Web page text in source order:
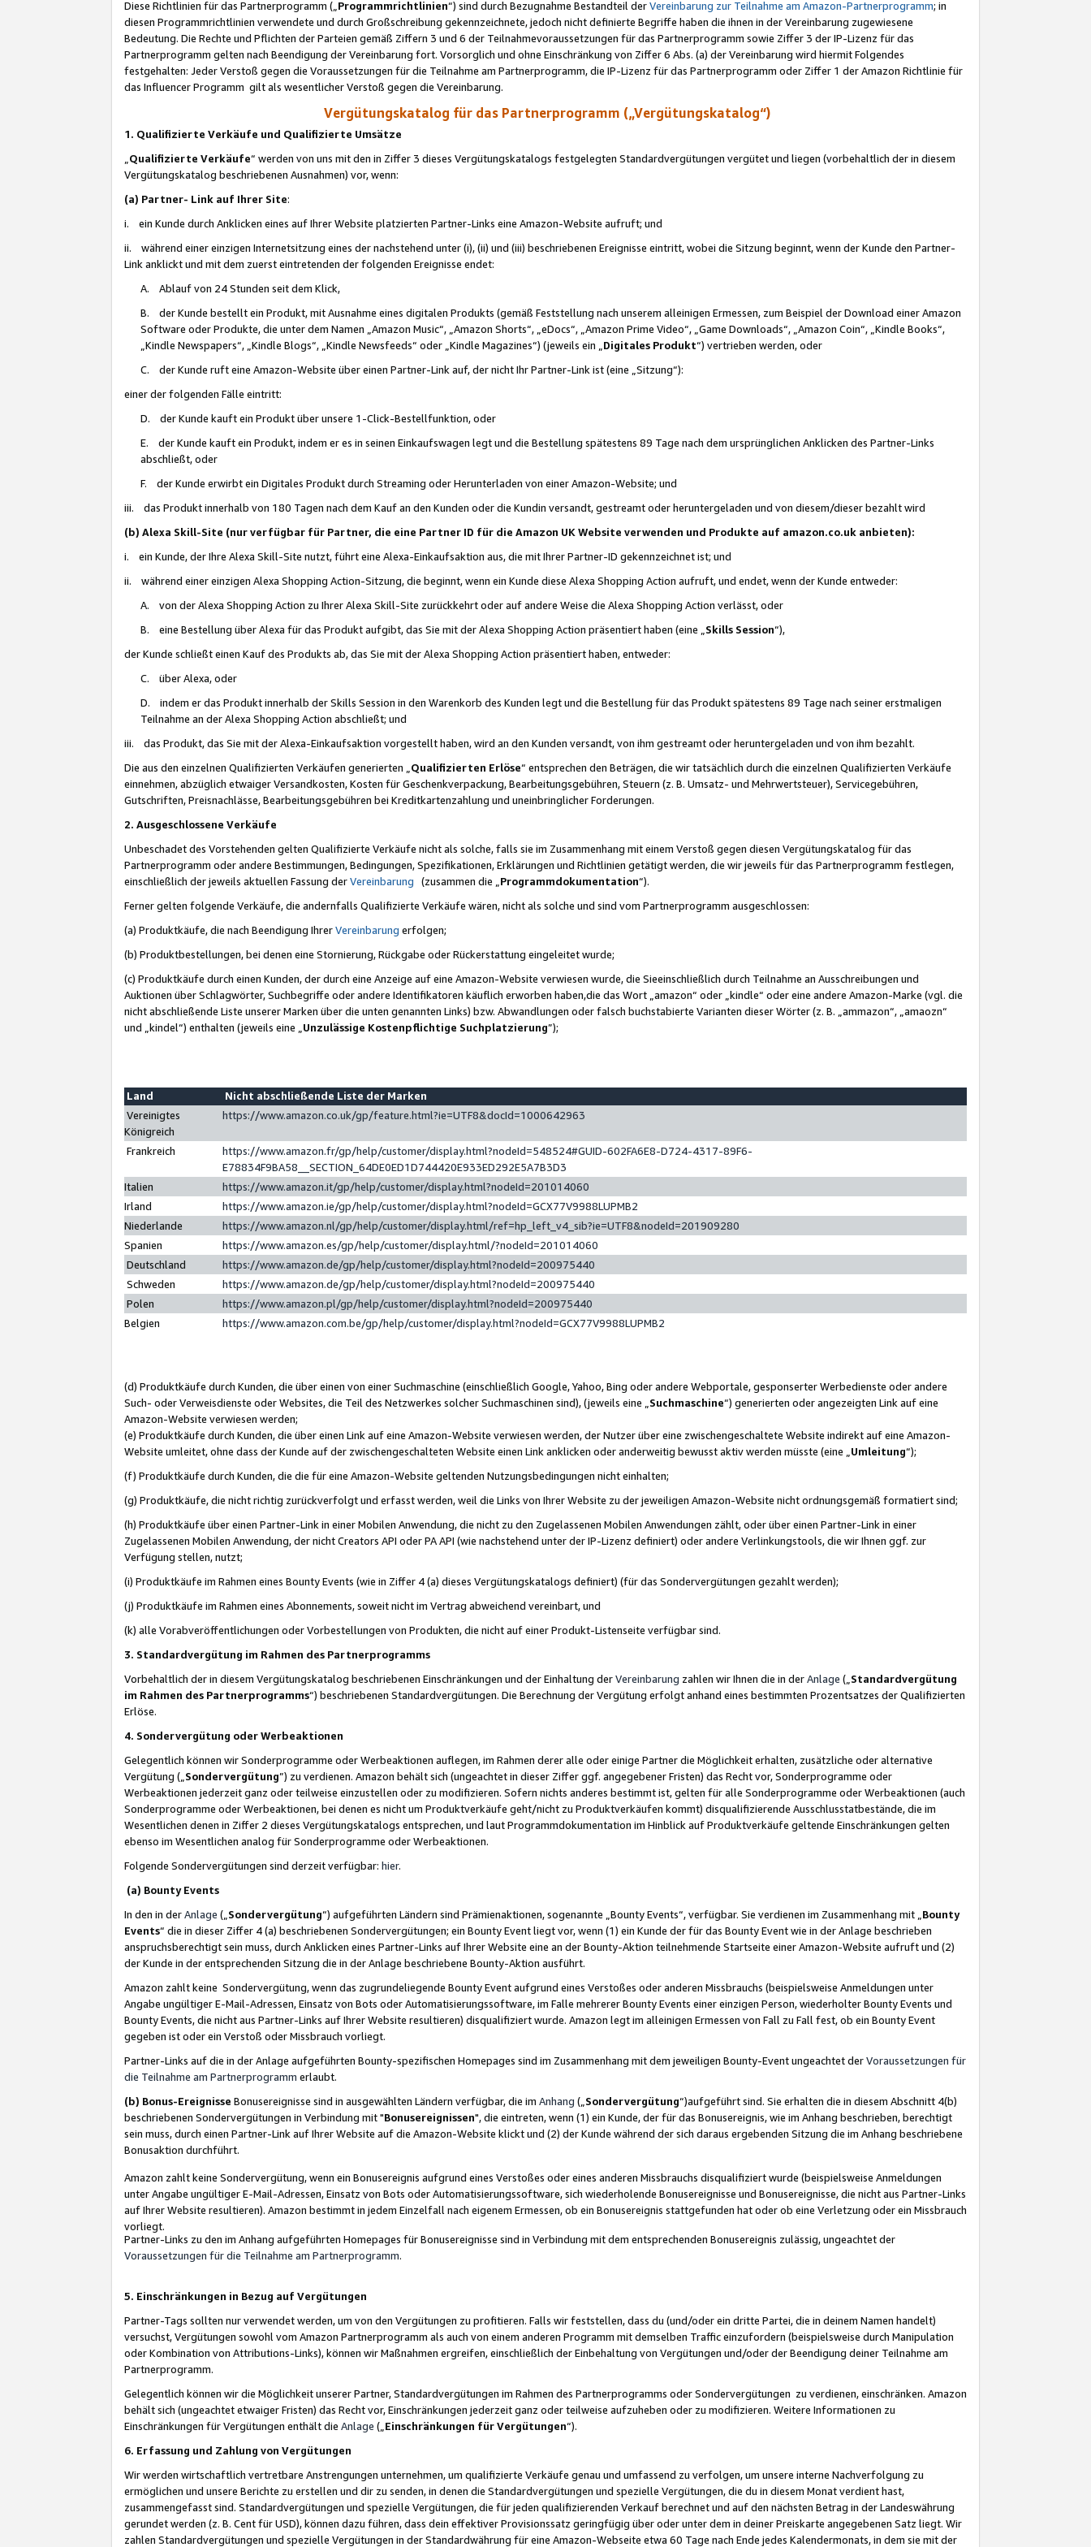
Diese Richtlinien für das Partnerprogramm („Programmrichtlinien“) sind durch Bezugnahme Bestandteil derVereinbarung zur Teilnahme am Amazon-Partnerprogramm; in
diesen Programmrichtlinien verwendete und durch Großschreibung gekennzeichnete, jedoch nicht definierte Begriffe haben die ihnen in der Vereinbarung zugewiesene
Bedeutung. Die Rechte und Pflichten der Parteien gemäß Ziffern 3 und 6 der Teilnahmevoraussetzungen für das Partnerprogramm sowie Ziffer 3 der IP-Lizenz für das
Partnerprogramm gelten nach Beendigung der Vereinbarung fort. Vorsorglich und ohne Einschränkung von Ziffer 6 Abs. (a) der Vereinbarung wird hiermit Folgendes
festgehalten: Jeder Verstoß gegen die Voraussetzungen für die Teilnahme am Partnerprogramm, die IP-Lizenz für das Partnerprogramm oder Ziffer 1 der Amazon Richtlinie für
das Influencer Programm gilt als wesentlicher Verstoß gegen die Vereinbarung.
Vergütungskatalog für das Partnerprogramm („Vergütungskatalog“)
1. Qualifizierte Verkäufe und Qualifizierte Umsätze
Qualifizierte Verkäufe“ werden von uns mit den in Ziffer 3 dieses Vergütungskatalogs festgelegten Standardvergütungen vergütet und liegen (vorbehaltlich der in diesem
Vergütungskatalog beschriebenen Ausnahmen) vor, wenn:
(a) Partner- Link auf Ihrer Site:
i. ein Kunde durch Anklicken eines auf Ihrer Website platzierten Partner-Links eine Amazon-Website aufruft; und
ii. während einer einzigen Internetsitzung eines der nachstehend unter (i), (ii) und (iii) beschriebenen Ereignisse eintritt, wobei die Sitzung beginnt, wenn der Kunde den Partner-
Link anklickt und mit dem zuerst eintretenden der folgenden Ereignisse endet:
A. Ablauf von 24 Stunden seit dem Klick,
B. der Kunde bestellt ein Produkt, mit Ausnahme eines digitalen Produkts (gemäß Feststellung nach unserem alleinigen Ermessen, zum Beispiel der Download einer Amazon
Software oder Produkte, die unter dem Namen „Amazon Music“, „Amazon Shorts“, „eDocs“, „Amazon Prime Video“, „Game Downloads“, „Amazon Coin“, „Kindle Books“,
„Kindle Newspapers“, „Kindle Blogs“, „Kindle Newsfeeds“ oder „Kindle Magazines“) (jeweils ein „ Digitales Produkt“) vertrieben werden, oder
C. der Kunde ruft eine Amazon-Website über einen Partner-Link auf, der nicht Ihr Partner-Link ist (eine „Sitzung“):
einer der folgenden Fälle eintritt:
D. der Kunde kauft ein Produkt über unsere 1-Click-Bestellfunktion, oder
E. der Kunde kauft ein Produkt, indem er es in seinen Einkaufswagen legt und die Bestellung spätestens 89 Tage nach dem ursprünglichen Anklicken des Partner-Links
abschließt, oder
F. der Kunde erwirbt ein Digitales Produkt durch Streaming oder Herunterladen von einer Amazon-Website; und
iii. das Produkt innerhalb von 180 Tagen nach dem Kauf an den Kunden oder die Kundin versandt, gestreamt oder heruntergeladen und von diesem/dieser bezahlt wird
(b) Alexa Skill-Site (nur verfügbar für Partner, die eine Partner ID für die Amazon UK Website verwenden und Produkte auf amazon.co.uk anbieten):
i. ein Kunde, der Ihre Alexa Skill-Site nutzt, führt eine Alexa-Einkaufsaktion aus, die mit Ihrer Partner-ID gekennzeichnet ist; und
ii. während einer einzigen Alexa Shopping Action-Sitzung, die beginnt, wenn ein Kunde diese Alexa Shopping Action aufruft, und endet, wenn der Kunde entweder:
A. von der Alexa Shopping Action zu Ihrer Alexa Skill-Site zurückkehrt oder auf andere Weise die Alexa Shopping Action verlässt, oder
B. eine Bestellung über Alexa für das Produkt aufgibt, das Sie mit der Alexa Shopping Action präsentiert haben (eine „ Skills Session“),
der Kunde schließt einen Kauf des Produkts ab, das Sie mit der Alexa Shopping Action präsentiert haben, entweder:
C. über Alexa, oder
D. indem er das Produkt innerhalb der Skills Session in den Warenkorb des Kunden legt und die Bestellung für das Produkt spätestens 89 Tage nach seiner erstmaligen
Teilnahme an der Alexa Shopping Action abschließt; und
iii. das Produkt, das Sie mit der Alexa-Einkaufsaktion vorgestellt haben, wird an den Kunden versandt, von ihm gestreamt oder heruntergeladen und von ihm bezahlt.
Die aus den einzelnen Qualifizierten Verkäufen generierten „ Qualifizierten Erlöse“ entsprechen den Beträgen, die wir tatsächlich durch die einzelnen Qualifizierten Verkäufe
einnehmen, abzüglich etwaiger Versandkosten, Kosten für Geschenkverpackung, Bearbeitungsgebühren, Steuern (z. B. Umsatz- und Mehrwertsteuer), Servicegebühren,
Gutschriften, Preisnachlässe, Bearbeitungsgebühren bei Kreditkartenzahlung und uneinbringlicher Forderungen.
2. Ausgeschlossene Verkäufe
Unbeschadet des Vorstehenden gelten Qualifizierte Verkäufe nicht als solche, falls sie im Zusammenhang mit einem Verstoß gegen diesen Vergütungskatalog für das
Partnerprogramm oder andere Bestimmungen, Bedingungen, Spezifikationen, Erklärungen und Richtlinien getätigt werden, die wir jeweils für das Partnerprogramm festlegen,
einschließlich der jeweils aktuellen Fassung derVereinbarung (zusammen die „ Programmdokumentation“).
Ferner gelten folgende Verkäufe, die andernfalls Qualifizierte Verkäufe wären, nicht als solche und sind vom Partnerprogramm ausgeschlossen:
(a) Produktkäufe, die nach Beendigung IhrerVereinbarung erfolgen;
(b) Produktbestellungen, bei denen eine Stornierung, Rückgabe oder Rückerstattung eingeleitet wurde;
(c) Produktkäufe durch einen Kunden, der durch eine Anzeige auf eine Amazon-Website verwiesen wurde, die Sieeinschließlich durch Teilnahme an Ausschreibungen und
Auktionen über Schlagwörter, Suchbegriffe oder andere Identifikatoren käuflich erworben haben,die das Wort „amazon“ oder „kindle“ oder eine andere Amazon-Marke (vgl. die
nicht abschließende Liste unserer Marken über die unten genannten Links) bzw. Abwandlungen oder falsch buchstabierte Varianten dieser Wörter (z. B. „ammazon“, „amaozn“
und „kindel“) enthalten (jeweils eine „ Unzulässige Kostenpflichtige Suchplatzierung”);
Land
Nicht abschließende Liste der Marken
Vereinigtes
Königreich
https://www.amazon.co.uk/gp/feature.html?ie=UTF8&docId=1000642963
Frankreich
https://www.amazon.fr/gp/help/customer/display.html?nodeId=548524#GUID-602FA6E8-D724-4317-89F6-
E78834F9BA58__SECTION_64DE0ED1D744420E933ED292E5A7B3D3
Italien
https://www.amazon.it/gp/help/customer/display.html?nodeId=201014060
Irland
https://www.amazon.ie/gp/help/customer/display.html?nodeId=GCX77V9988LUPMB2
Niederlande
https://www.amazon.nl/gp/help/customer/display.html/ref=hp_left_v4_sib?ie=UTF8&nodeId=201909280
Spanien
https://www.amazon.es/gp/help/customer/display.html/?nodeId=201014060
Deutschland
https://www.amazon.de/gp/help/customer/display.html?nodeId=200975440
Schweden
https://www.amazon.de/gp/help/customer/display.html?nodeId=200975440
Polen
https://www.amazon.pl/gp/help/customer/display.html?nodeId=200975440
Belgien
https://www.amazon.com.be/gp/help/customer/display.html?nodeId=GCX77V9988LUPMB2
(d) Produktkäufe durch Kunden, die über einen von einer Suchmaschine (einschließlich Google, Yahoo, Bing oder andere Webportale, gesponserter Werbedienste oder andere
Such- oder Verweisdienste oder Websites, die Teil des Netzwerkes solcher Suchmaschinen sind), (jeweils eine „ Suchmaschine“) generierten oder angezeigten Link auf eine
Amazon-Website verwiesen werden;
(e) Produktkäufe durch Kunden, die über einen Link auf eine Amazon-Website verwiesen werden, der Nutzer über eine zwischengeschaltete Website indirekt auf eine Amazon-
Website umleitet, ohne dass der Kunde auf der zwischengeschalteten Website einen Link anklicken oder anderweitig bewusst aktiv werden müsste (eine „ Umleitung“);
(f) Produktkäufe durch Kunden, die die für eine Amazon-Website geltenden Nutzungsbedingungen nicht einhalten;
(g) Produktkäufe, die nicht richtig zurückverfolgt und erfasst werden, weil die Links von Ihrer Website zu der jeweiligen Amazon-Website nicht ordnungsgemäß formatiert sind;
(h) Produktkäufe über einen Partner-Link in einer Mobilen Anwendung, die nicht zu den Zugelassenen Mobilen Anwendungen zählt, oder über einen Partner-Link in einer
Zugelassenen Mobilen Anwendung, der nicht Creators API oder PA API (wie nachstehend unter der IP-Lizenz definiert) oder andere Verlinkungstools, die wir Ihnen ggf. zur
Verfügung stellen, nutzt;
(i) Produktkäufe im Rahmen eines Bounty Events (wie in Ziffer 4 (a) dieses Vergütungskatalogs definiert) (für das Sondervergütungen gezahlt werden);
(j) Produktkäufe im Rahmen eines Abonnements, soweit nicht im Vertrag abweichend vereinbart, und
(k) alle Vorabveröffentlichungen oder Vorbestellungen von Produkten, die nicht auf einer Produkt-Listenseite verfügbar sind.
3. Standardvergütung im Rahmen des Partnerprogramms
Vorbehaltlich der in diesem Vergütungskatalog beschriebenen Einschränkungen und der Einhaltung derVereinbarung zahlen wir Ihnen die in derAnlage („ Standardvergütung
im Rahmen des Partnerprogramms“) beschriebenen Standardvergütungen. Die Berechnung der Vergütung erfolgt anhand eines bestimmten Prozentsatzes der Qualifizierten
Erlöse.
4. Sondervergütung oder Werbeaktionen
Gelegentlich können wir Sonderprogramme oder Werbeaktionen auflegen, im Rahmen derer alle oder einige Partner die Möglichkeit erhalten, zusätzliche oder alternative
Vergütung („ Sondervergütung”) zu verdienen. Amazon behält sich (ungeachtet in dieser Ziffer ggf. angegebener Fristen) das Recht vor, Sonderprogramme oder
Werbeaktionen jederzeit ganz oder teilweise einzustellen oder zu modifizieren. Sofern nichts anderes bestimmt ist, gelten für alle Sonderprogramme oder Werbeaktionen (auch
Sonderprogramme oder Werbeaktionen, bei denen es nicht um Produktverkäufe geht/nicht zu Produktverkäufen kommt) disqualifizierende Ausschlusstatbestände, die im
Wesentlichen denen in Ziffer 2 dieses Vergütungskatalogs entsprechen, und laut Programmdokumentation im Hinblick auf Produktverkäufe geltende Einschränkungen gelten
ebenso im Wesentlichen analog für Sonderprogramme oder Werbeaktionen.
Folgende Sondervergütungen sind derzeit verfügbar: hier.
(a) Bounty Events
In den in derAnlage („ Sondervergütung“) aufgeführten Ländern sind Prämienaktionen, sogenannte „Bounty Events“, verfügbar. Sie verdienen im Zusammenhang mit „ Bounty
Events“ die in dieser Ziffer 4 (a) beschriebenen Sondervergütungen; ein Bounty Event liegt vor, wenn (1) ein Kunde der für das Bounty Event wie in der Anlage beschrieben
anspruchsberechtigt sein muss, durch Anklicken eines Partner-Links auf Ihrer Website eine an der Bounty-Aktion teilnehmende Startseite einer Amazon-Website aufruft und (2)
der Kunde in der entsprechenden Sitzung die in der Anlage beschriebene Bounty-Aktion ausführt.
Amazon zahlt keine Sondervergütung, wenn das zugrundeliegende Bounty Event aufgrund eines Verstoßes oder anderen Missbrauchs (beispielsweise Anmeldungen unter
Angabe ungültiger E-Mail-Adressen, Einsatz von Bots oder Automatisierungssoftware, im Falle mehrerer Bounty Events einer einzigen Person, wiederholter Bounty Events und
Bounty Events, die nicht aus Partner-Links auf Ihrer Website resultieren) disqualifiziert wurde. Amazon legt im alleinigen Ermessen von Fall zu Fall fest, ob ein Bounty Event
gegeben ist oder ein Verstoß oder Missbrauch vorliegt.
Partner-Links auf die in der Anlage aufgeführten Bounty-spezifischen Homepages sind im Zusammenhang mit dem jeweiligen Bounty-Event ungeachtet derVoraussetzungen für
die Teilnahme am Partnerprogramm erlaubt.
(b) Bonus-Ereignisse Bonusereignisse sind in ausgewählten Ländern verfügbar, die im Anhang („ Sondervergütung“)aufgeführt sind. Sie erhalten die in diesem Abschnitt 4(b)
beschriebenen Sondervergütungen in Verbindung mit "Bonusereignissen", die eintreten, wenn (1) ein Kunde, der für das Bonusereignis, wie im Anhang beschrieben, berechtigt
sein muss, durch einen Partner-Link auf Ihrer Website auf die Amazon-Website klickt und (2) der Kunde während der sich daraus ergebenden Sitzung die im Anhang beschriebene
Bonusaktion durchführt.
Amazon zahlt keine Sondervergütung, wenn ein Bonusereignis aufgrund eines Verstoßes oder eines anderen Missbrauchs disqualifiziert wurde (beispielsweise Anmeldungen
unter Angabe ungültiger E-Mail-Adressen, Einsatz von Bots oder Automatisierungssoftware, sich wiederholende Bonusereignisse und Bonusereignisse, die nicht aus Partner-Links
auf Ihrer Website resultieren). Amazon bestimmt in jedem Einzelfall nach eigenem Ermessen, ob ein Bonusereignis stattgefunden hat oder ob eine Verletzung oder ein Missbrauch
vorliegt.
Partner-Links zu den im Anhang aufgeführten Homepages für Bonusereignisse sind in Verbindung mit dem entsprechenden Bonusereignis zulässig, ungeachtet der
Voraussetzungen für die Teilnahme am Partnerprogramm.
5. Einschränkungen in Bezug auf Vergütungen
Partner-Tags sollten nur verwendet werden, um von den Vergütungen zu profitieren. Falls wir feststellen, dass du (und/oder ein dritte Partei, die in deinem Namen handelt)
versuchst, Vergütungen sowohl vom Amazon Partnerprogramm als auch von einem anderen Programm mit demselben Traffic einzufordern (beispielsweise durch Manipulation
oder Kombination von Attributions-Links), können wir Maßnahmen ergreifen, einschließlich der Einbehaltung von Vergütungen und/oder der Beendigung deiner Teilnahme am
Partnerprogramm.
Gelegentlich können wir die Möglichkeit unserer Partner, Standardvergütungen im Rahmen des Partnerprogramms oder Sondervergütungen zu verdienen, einschränken. Amazon
behält sich (ungeachtet etwaiger Fristen) das Recht vor, Einschränkungen jederzeit ganz oder teilweise aufzuheben oder zu modifizieren. Weitere Informationen zu
Einschränkungen für Vergütungen enthält die Anlage („ Einschränkungen für Vergütungen“).
6. Erfassung und Zahlung von Vergütungen
Wir werden wirtschaftlich vertretbare Anstrengungen unternehmen, um qualifizierte Verkäufe genau und umfassend zu verfolgen, um unsere interne Nachverfolgung zu
ermöglichen und unsere Berichte zu erstellen und dir zu senden, in denen die Standardvergütungen und spezielle Vergütungen, die du in diesem Monat verdient hast,
zusammengefasst sind. Standardvergütungen und spezielle Vergütungen, die für jeden qualifizierenden Verkauf berechnet und auf den nächsten Betrag in der Landeswährung
gerundet werden (z. B. Cent für USD), können dazu führen, dass dein effektiver Provisionssatz geringfügig über oder unter dem in deiner Preiskarte angegebenen Satz liegt. Wir
zahlen Standardvergütungen und spezielle Vergütungen in der Standardwährung für eine Amazon-Webseite etwa 60 Tage nach Ende jedes Kalendermonats, in dem sie mit der